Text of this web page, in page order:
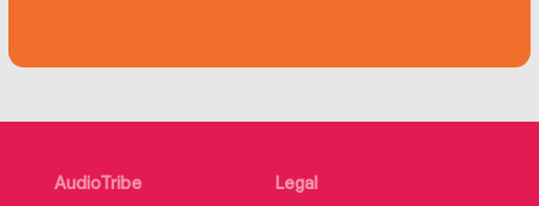
AudioTribe
Legal